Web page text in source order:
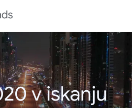
v iskanju